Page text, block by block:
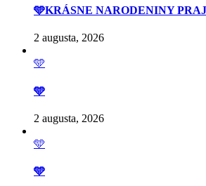
🩵KRÁSNE NARODENINY
2 augusta, 2026
🩵
🩵
2 augusta, 2026
🩵
🩵